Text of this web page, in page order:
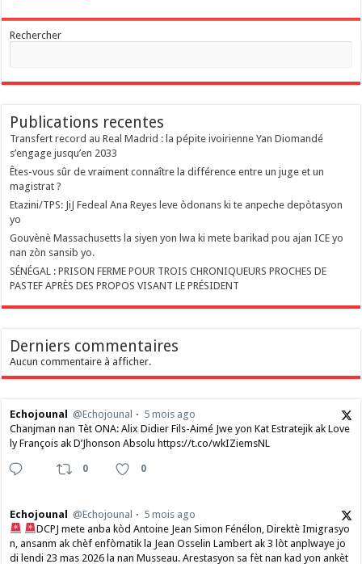
Rechercher
Publications recentes
Transfert record au Real Madrid : la pépite ivoirienne Yan Diomandé
s’engage jusqu’en 2033
Êtes-vous sûr de vraiment connaître la différence entre un juge et un
magistrat ?
Etazini/TPS: JiJ Fedeal Ana Reyes leve òdonans ki te anpeche depòtasyon
yo
Gouvènè Massachusetts la siyen yon lwa ki mete barikad pou ajan ICE yo
nan zòn sansib yo.
SÉNÉGAL : PRISON FERME POUR TROIS CHRONIQUEURS PROCHES DE
PASTEF APRÈS DES PROPOS VISANT LE PRÉSIDENT
Derniers commentaires
Aucun commentaire à afficher.
Echojounal @Echojounal
5 mois ago
Chanjman nan Tèt ONA: Alix Didier Fils-Aimé Jwe yon Kat Estratejik ak Love
ly François ak D’Jhonson Absolu https://t.co/wkIZiemsNL
0 0
Echojounal @Echojounal
5 mois ago
DCPJ mete anba kòd Antoine Jean Simon Fénélon, Direktè Imigrasyo
n, ansanm ak chèf enfòmatik la Jean Osselin Lambert ak 3 lòt anplwaye jo
di lendi 23 mas 2026 la nan Musseau. Arestasyon sa fèt nan kad yon ankèt